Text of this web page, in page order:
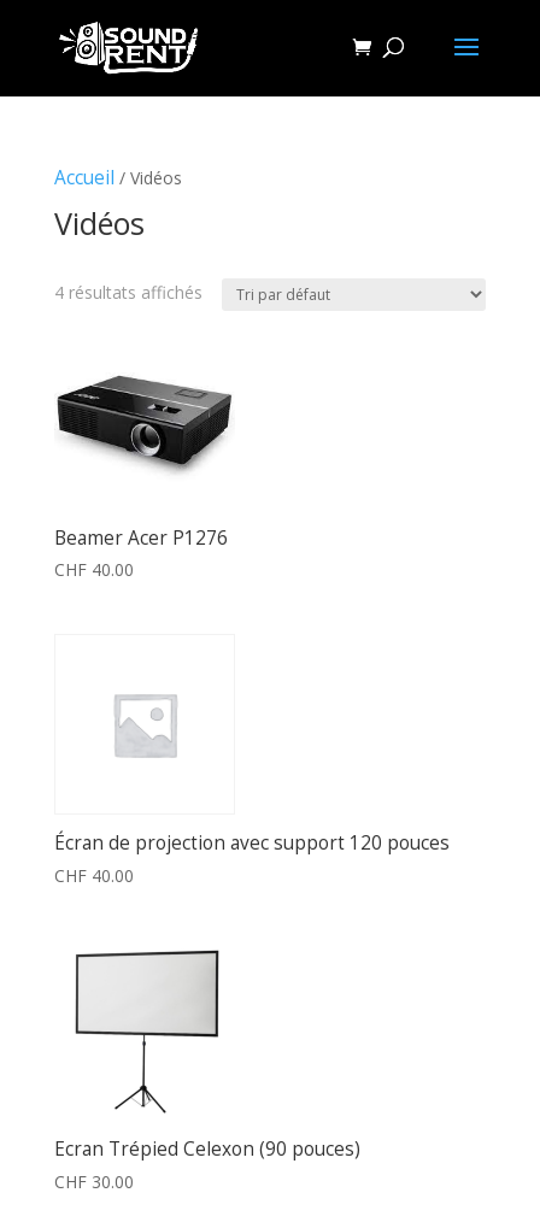
Accueil / Vidéos
Vidéos
4 résultats affichés
Beamer Acer P1276
CHF40.00
Écran de projection avec support 120 pouces
CHF40.00
Ecran Trépied Celexon (90 pouces)
CHF30.00